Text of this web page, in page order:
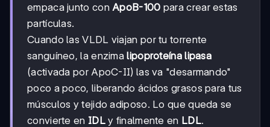
empaca junto con ApoB-100 para crear estas
partículas.
Cuando las VLDL viajan por tu torrente
sanguíneo, la enzimalipoproteína lipasa
(activada por ApoC-II) las va "desarmando"
poco a poco, liberando ácidos grasos para tus
músculos y tejido adiposo. Lo que queda se
convierte en IDLy finalmente en LDL.